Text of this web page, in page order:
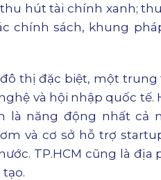
hút tài chính xanh;
chính sách, khung
thị đặc biệt, một trung
và hội nhập quốc
là năng động nhất cả
và cơ sở hỗ trợ
TP.HCM cũng là